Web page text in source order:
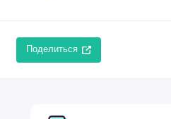
Поделиться